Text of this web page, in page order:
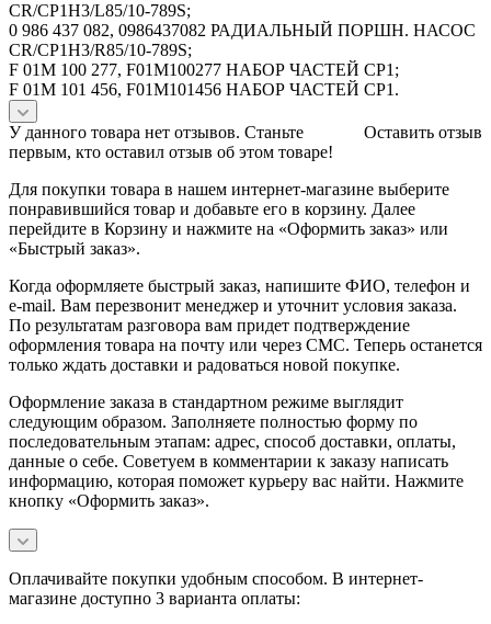
CR/CP1H3/L85/10-789S;
0 986 437 082, 0986437082 РАДИАЛЬНЫЙ ПОРШН. НАСОС
CR/CP1H3/R85/10-789S;
F 01M 100 277, F01M100277 НАБОР ЧАСТЕЙ CP1;
F 01M 101 456, F01M101456 НАБОР ЧАСТЕЙ CP1.
Оставить отзыв
У данного товара нет отзывов. Станьте
первым, кто оставил отзыв об этом товаре!
Для покупки товара в нашем интернет-магазине выберите
понравившийся товар и добавьте его в корзину. Далее
перейдите в Корзину и нажмите на «Оформить заказ» или
«Быстрый заказ».
Когда оформляете быстрый заказ, напишите ФИО, телефон и
e-mail. Вам перезвонит менеджер и уточнит условия заказа.
По результатам разговора вам придет подтверждение
оформления товара на почту или через СМС. Теперь останется
только ждать доставки и радоваться новой покупке.
Оформление заказа в стандартном режиме выглядит
следующим образом. Заполняете полностью форму по
последовательным этапам: адрес, способ доставки, оплаты,
данные о себе. Советуем в комментарии к заказу написать
информацию, которая поможет курьеру вас найти. Нажмите
кнопку «Оформить заказ».
Оплачивайте покупки удобным способом. В интернет-
магазине доступно 3 варианта оплаты: